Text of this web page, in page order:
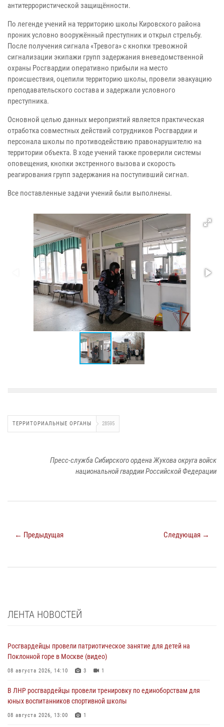
антитеррористической защищённости.
По легенде учений на территорию школы Кировского района
проник условно вооружённый преступник и открыл стрельбу.
После получения сигнала «Тревога» с кнопки тревожной
сигнализации экипажи групп задержания вневедомственной
охраны Росгвардии оперативно прибыли на место
происшествия, оцепили территорию школы, провели эвакуацию
преподавательского состава и задержали условного
преступника.
Основной целью данных мероприятий является практическая
отработка совместных действий сотрудников Росгвардии и
персонала школы по противодействию правонарушителю на
территории объекта. В ходе учений также проверили системы
оповещения, кнопки экстренного вызова и скорость
реагирования групп задержания на поступивший сигнал.
Все поставленные задачи учений были выполнены.
ТЕРРИТОРИАЛЬНЫЕ ОРГАНЫ 28595
Пресс-служба Сибирского ордена Жукова округа войск
национальной гвардии Российской Федерации
← Предыдущая Следующая →
ЛЕНТА НОВОСТЕЙ
Росгвардейцы провели патриотическое занятие для детей на
Поклонной горе в Москве (видео)
08 августа 2026, 14:10 3 1
В ЛНР росгвардейцы провели тренировку по единоборствам для
юных воспитанников спортивной школы
08 августа 2026, 13:00 1